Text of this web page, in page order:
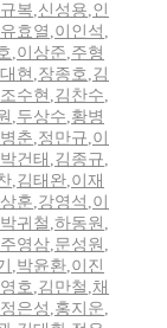
복,신성용,인
유효열 ,이인석 ,
,이상준,주형
현 ,장종호,김
조수현 ,김찬수,
,두상수,황병
춘,정만규,이
박건태 ,김종규,
,김태완,이재
훈,강영석 ,이
박귀철 ,하동원 ,
주영삼,문성원 ,
,박윤환,이진
호,김만철 ,채
정은성 ,홍지운,